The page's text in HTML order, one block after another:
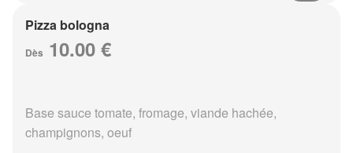
Pizza bologna
Dès 10.00 €
Base sauce tomate, fromage, viande hachée,
champignons, oeuf